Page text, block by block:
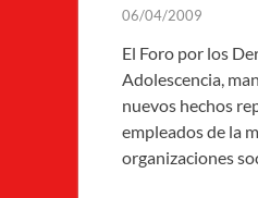
06/04/2009
El Foro por los
Adolescencia,
nuevos hechos
empleados de la
organizaciones